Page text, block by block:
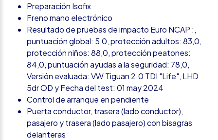
Preparación Isofix
Freno mano electrónico
Resultado de pruebas de impacto Euro NCAP :,
puntuación global: 5,0, protección adultos: 83,0,
protección niños: 88,0, protección peatones:
84,0, puntuación ayudas a la seguridad: 78,0,
Versión evaluada: VW Tiguan 2.0 TDI "Life", LHD
5dr OD y Fecha del test: 01 may 2024
Control de arranque en pendiente
Puerta conductor, trasera (lado conductor),
pasajero y trasera (lado pasajero) con bisagras
delanteras